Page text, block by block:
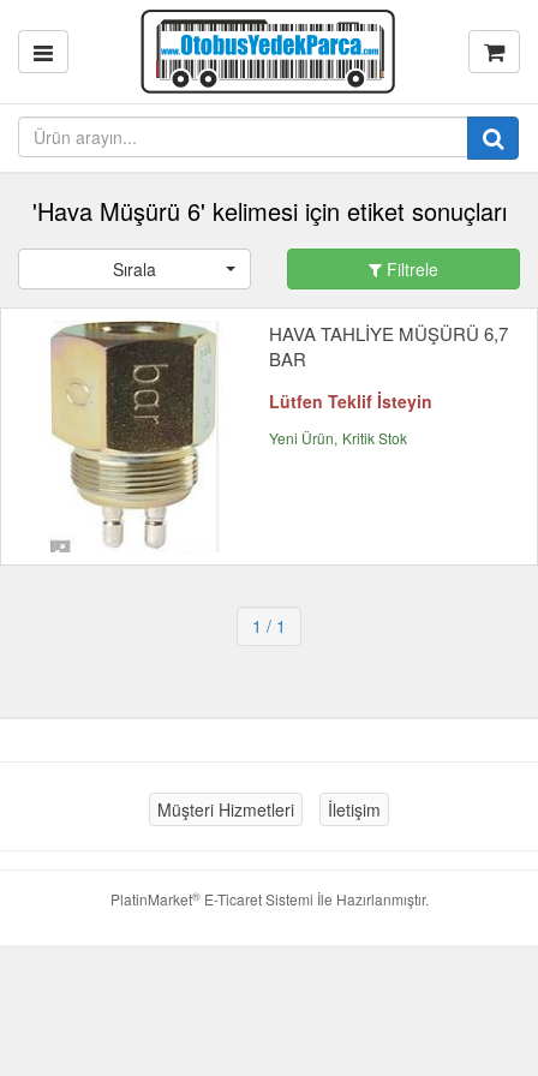
'Hava Müşürü 6' kelimesi için etiket sonuçları
Sırala Filtrele
HAVA TAHLİYE MÜŞÜRÜ 6,7
BAR
Lütfen Teklif İsteyin
Yeni Ürün Kritik Stok
1 / 1
Müşteri Hizmetleri İletişim
PlatinMarket®E-Ticaret Sistemi İle Hazırlanmıştır.